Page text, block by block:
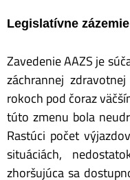
Legislatívne
Zavedenie AAZS je
záchrannej
rokoch pod čoraz
túto zmenu bola
Rastúci počet
situáciách,
zhoršujúca sa